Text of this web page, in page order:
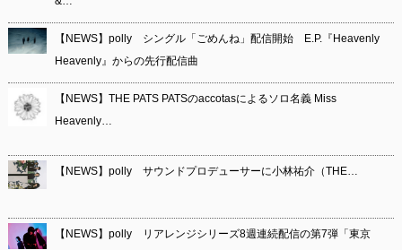
【NEWS】polly シングル「ごめんね」配信開始 E.P.『Heavenly
Heavenly』からの先行配信曲
【NEWS】THE PATS PATSのaccotasによるソロ名義 Miss
Heavenly…
【NEWS】polly サウンドプロデューサーに小林祐介（THE…
【NEWS】polly リアレンジシリーズ8週連続配信の第7弾「東京